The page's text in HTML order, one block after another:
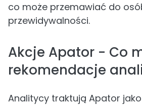
co może przemawiać do
przewidywalności.
Akcje Apator - Co
rekomendacje
Analitycy traktują Apator